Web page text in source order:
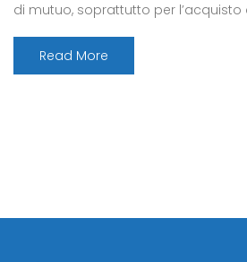
di mutuo, soprattutto per
zone della penisola si è fatto più
questo trend sono da ricercarsi nel
Read More